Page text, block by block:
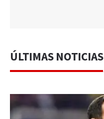
ÚLTIMAS NOTICIAS